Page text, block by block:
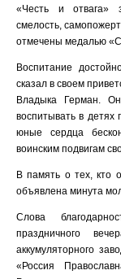
«Честь и отвага»
смелость,
отмечены медалью
Воспитание
сказал в своем
Владыка Герман.
воспитывать в детях
юные сердца
воинским подвигам
В память о тех, кто
объявлена минута
Слова
праздничного
аккумуляторного
«Россия